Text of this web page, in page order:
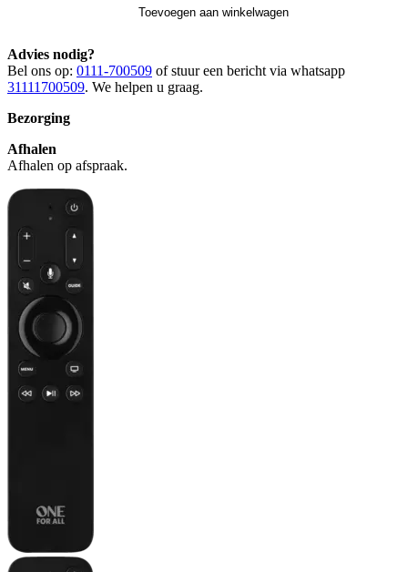
Toevoegen aan winkelwagen
Advies nodig?
Bel ons op: 0111-700509 of stuur een bericht via whatsapp
31111700509. We helpen u graag.
Bezorging
Afhalen
Afhalen op afspraak.